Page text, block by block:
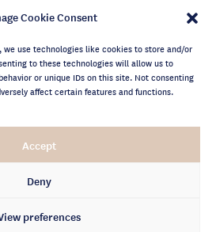
Cookie Consent
we use technologies like cookies to store and/or
to these technologies will allow us to
or unique IDs on this site. Not consenting
affect certain features and functions.
Accept
Deny
preferences
LÉGALES
CRÉDITS
DE CONFIDENTIALITÉ
NEWSLETTER